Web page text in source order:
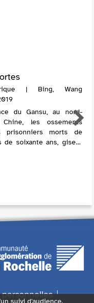
| Bing, Wang
du Gansu, au nord-
les ossements
prisonniers morts de
soixante ans, gisent
suivi d'audience.